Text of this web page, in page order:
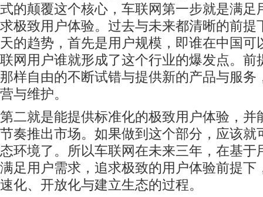
式的颠覆这个核心，车联网第一步就是满足
求极致用户体验。过去与未来都清晰的前提
天的趋势，首先是用户规模，即谁在中国可
联网用户谁就形成了这个行业的爆发点。前
那样自由的不断试错与提供新的产品与服务
营与维护。
第二就是能提供标准化的极致用户体验，并
节奏推出市场。如果做到这个部分，应该就
态环境了。所以车联网在未来三年，在基于
满足用户需求，追求极致的用户体验前提下
速化、开放化与建立生态的过程。